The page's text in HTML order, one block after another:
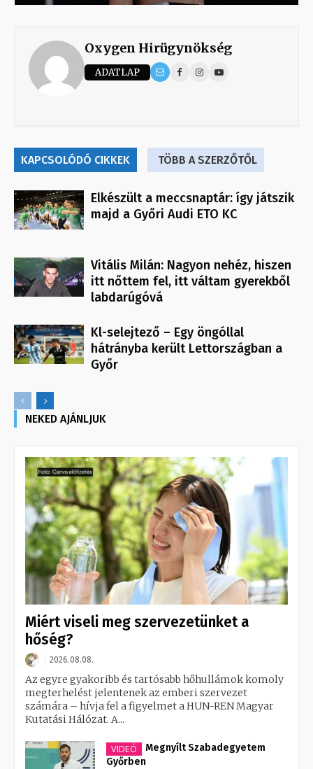
Oxygen Hirügynökség
ADATLAP
KAPCSOLÓDÓ CIKKEK TÖBB A SZERZŐTŐL
Elkészült a meccsnaptár: így játszik
majd a Győri Audi ETO KC
Vitális Milán: Nagyon nehéz, hiszen
itt nőttem fel, itt váltam gyerekből
labdarúgóvá
Kl-selejtező – Egy öngóllal
hátrányba került Lettországban a
Győr
NEKED AJÁNLJUK
Miért viseli meg szervezetünket a
hőség?
2026.08.08.
Az egyre gyakoribb és tartósabb hőhullámok komoly
megterhelést jelentenek az emberi szervezet
számára – hívja fel a figyelmet a HUN-REN Magyar
Kutatási Hálózat. A...
VIDEÓ
Megnyílt Szabadegyetem
Győrben